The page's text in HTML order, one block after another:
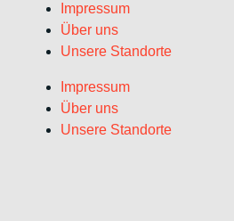
Impressum
Über uns
Unsere Standorte
Impressum
Über uns
Unsere Standorte